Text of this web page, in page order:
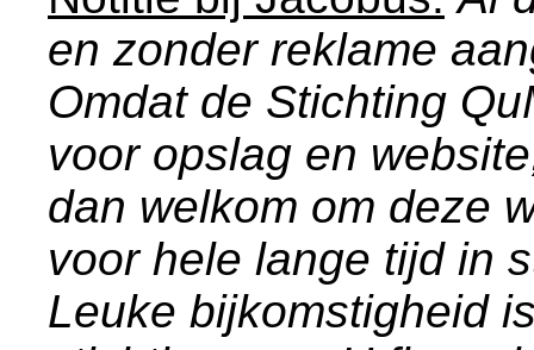
en zonder reklame
Omdat de Stichting
voor opslag en
dan welkom om deze
voor hele lange tijd in
Leuke bijkomstigheid